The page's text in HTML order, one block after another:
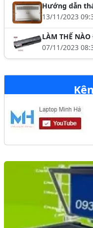
Hướng dẫn
13/11/2023
LÀM THẾ
07/11/2023